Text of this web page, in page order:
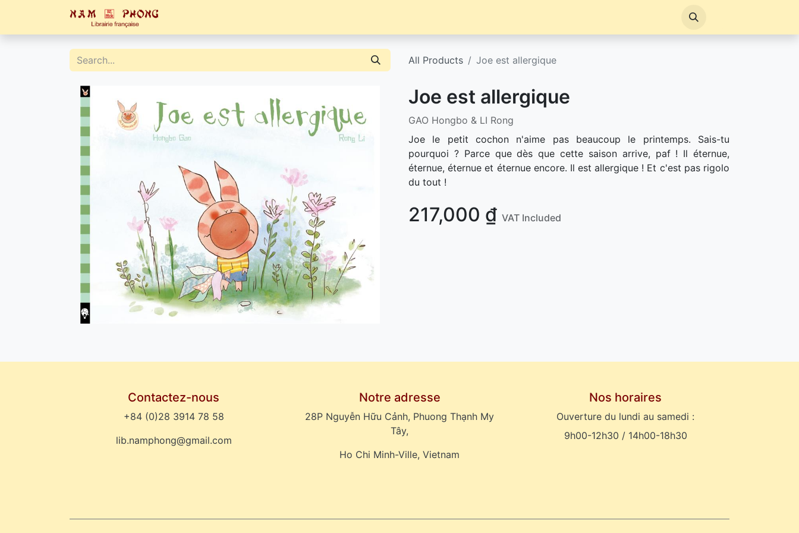
All Products Joe est allergique
Joe est allergique
GAO Hongbo & LI Rong
Joe le petit cochon n'aime pas beaucoup le printemps. Sais-tu
pourquoi ? Parce que dès que cette saison arrive, paf ! Il éternue,
éternue, éternue et éternue encore. Il est allergique ! Et c'est pas rigolo
du tout !
217,000 ₫ VAT Included
Contactez-nous
+84 (0)28 3914 78 58
lib.namphong@gmail.com
Notre adresse
28P Nguyễn Hữu Cảnh, Phuong Thạnh My
Tây,
Ho Chi Minh-Ville, Vietnam
Nos horaires
Ouverture du lundi au samedi :
9h00-12h30 / 14h00-18h30